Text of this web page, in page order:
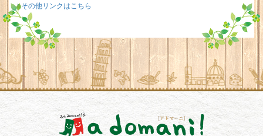
その他リンクはこちら